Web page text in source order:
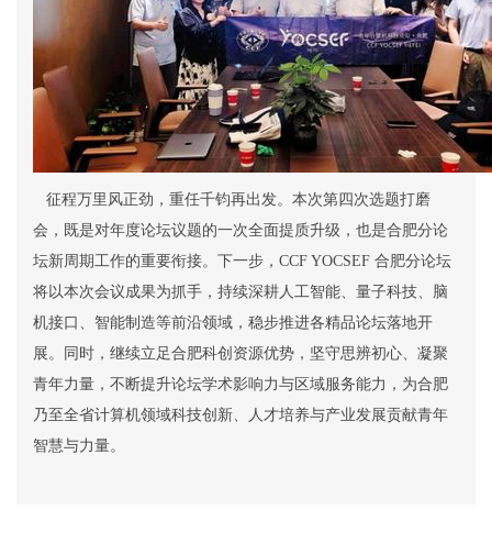
征程万里风正劲，重任千钧再出发。本次第四次选题打磨
会，既是对年度论坛议题的一次全面提质升级，也是合肥分论
坛新周期工作的重要衔接。下一步， CCF YOCSEF 合肥分论坛
将以本次会议成果为抓手，持续深耕人工智能、量子科技、脑
机接口、智能制造等前沿领域，稳步推进各精品论坛落地开
展。同时，继续立足合肥科创资源优势，坚守思辨初心、凝聚
青年力量，不断提升论坛学术影响力与区域服务能力，为合肥
乃至全省计算机领域科技创新、人才培养与产业发展贡献青年
智慧与力量。